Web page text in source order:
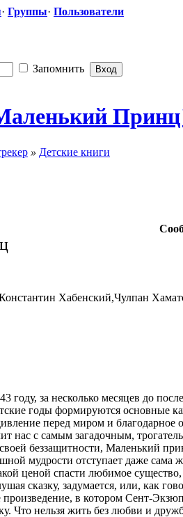
· Группы· Пользователи
Запомнить
​ий
» Детские книги
Хабенский,Чулпан
за несколько месяцев до
годы формируются основные
перед миром и
нас с самым загадочным,
беззащитности, Маленький
мудрости отступает даже сама
ценой спасти любимое
сказку, задумается, или, как
произведение, в котором Сент-
Что нельзя жить без любви и